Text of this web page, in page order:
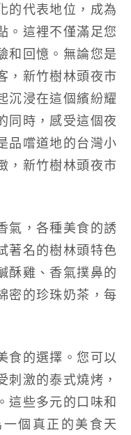
的代表地位，成為
。這裡不僅滿足您
和回憶。無論您是
，新竹樹林頭夜市
沉浸在這個繽紛耀
同時，感受這個夜
品嚐道地的台灣小
，新竹樹林頭夜市
氣，各種美食的誘
著名的樹林頭特色
酥雞、香氣撲鼻的
密的珍珠奶茶，每
食的選擇。您可以
刺激的泰式燒烤，
這些多元的口味和
個真正的美食天